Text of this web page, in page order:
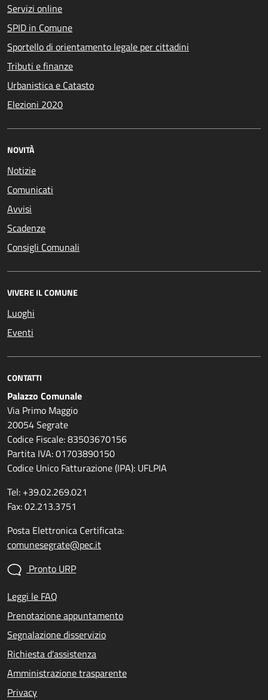
Servizi online
SPID in Comune
Sportello di orientamento legale per cittadini
Tributi e finanze
Urbanistica e Catasto
Elezioni 2020
NOVITÀ
Notizie
Comunicati
Avvisi
Scadenze
Consigli Comunali
VIVERE IL COMUNE
Luoghi
Eventi
CONTATTI
Palazzo Comunale
Via Primo Maggio
20054 Segrate
Codice Fiscale: 83503670156
Partita IVA: 01703890150
Codice Unico Fatturazione (IPA): UFLPIA
Tel: +39.02.269.021
Fax: 02.213.3751
Posta Elettronica Certificata:
comunesegrate@pec.it
Pronto URP
Leggi le FAQ
Prenotazione appuntamento
Segnalazione disservizio
Richiesta d'assistenza
Amministrazione trasparente
Privacy